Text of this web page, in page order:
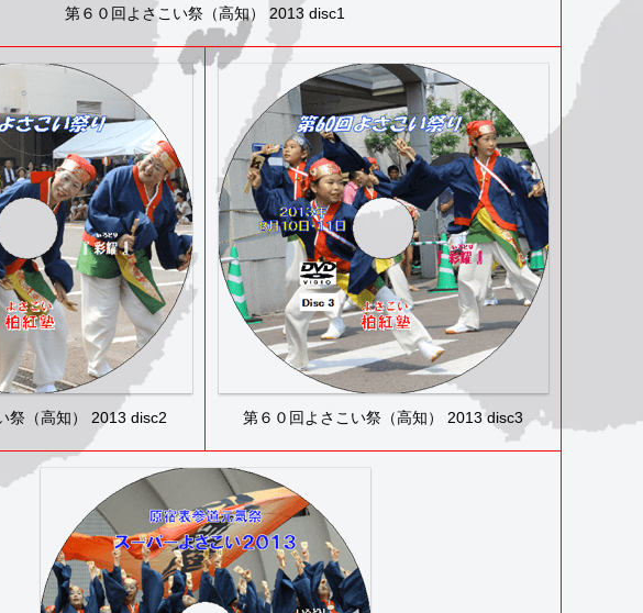
第６０回よさこい祭（高知） 2013 disc1
祭（高知） 2013 disc2 第６０回よさこい祭（高知） 2013 disc3